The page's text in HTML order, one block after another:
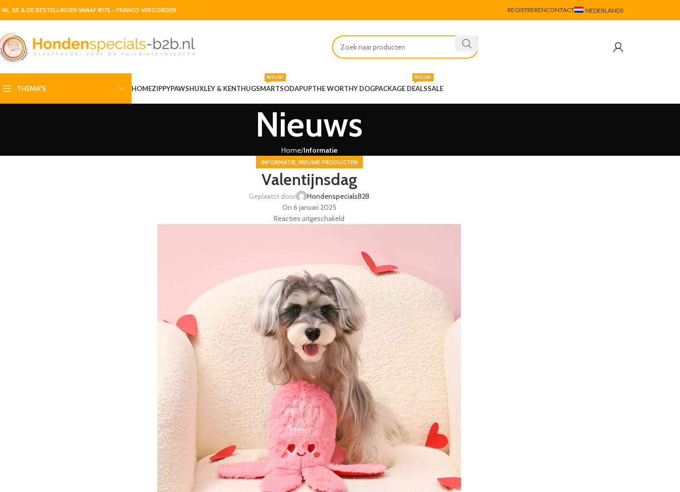
NL, BE & DE BESTELLINGEN VANAF €175,- FRANCO VERZONDEN REGISTRERENCONTACT NEDERLANDS
THEMA'S HOMEZIPPYPAWSHUXLEY & KENTHUGSMART
NIEUW!
SODAPUPTHE WORTHY DOGPACKAGE DEALS
NIEUW!
SALE
Nieuws
Home Informatie
INFORMATIE, NIEUWE PRODUCTEN
Valentijnsdag
Geplaatst door
HondenspecialsB2B
On 6 januari 2025
Reacties uitgeschakeld